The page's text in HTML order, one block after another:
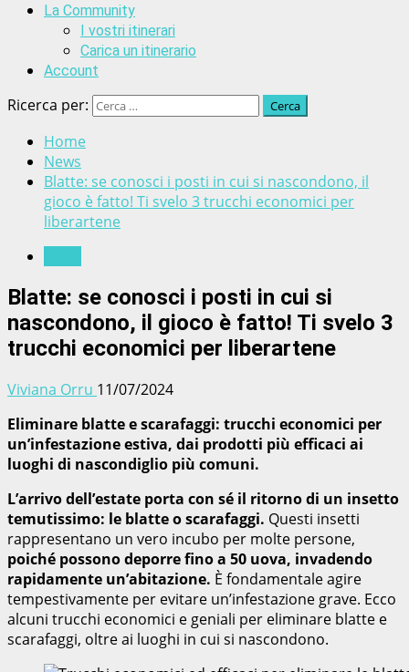
La Community
I vostri itinerari
Carica un itinerario
Account
Ricerca per:
Home
News
Blatte: se conosci i posti in cui si nascondono, il
gioco è fatto! Ti svelo 3 trucchi economici per
liberartene
Blatte: se conosci i posti in cui si
nascondono, il gioco è fatto! Ti svelo 3
trucchi economici per liberartene
Viviana Orru 11/07/2024
Eliminare blatte e scarafaggi: trucchi economici per
un’infestazione estiva, dai prodotti più efficaci ai
luoghi di nascondiglio più comuni.
L’arrivo dell’estate porta con sé il ritorno di un insetto
temutissimo: le blatte o scarafaggi. Questi insetti
rappresentano un vero incubo per molte persone,
poiché possono deporre fino a 50 uova, invadendo
rapidamente un’abitazione. È fondamentale agire
tempestivamente per evitare un’infestazione grave. Ecco
alcuni trucchi economici e geniali per eliminare blatte e
scarafaggi, oltre ai luoghi in cui si nascondono.